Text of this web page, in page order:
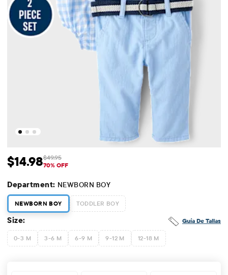
Precio de venta: $14.98
$14.98 Precio original: $49.95
$49.95
70% OFF
Department: NEWBORN BOY
NEWBORN BOY TODDLER BOY
Guía De Tallas
Size:
0-3 M 3-6 M 6-9 M 9-12 M 12-18 M